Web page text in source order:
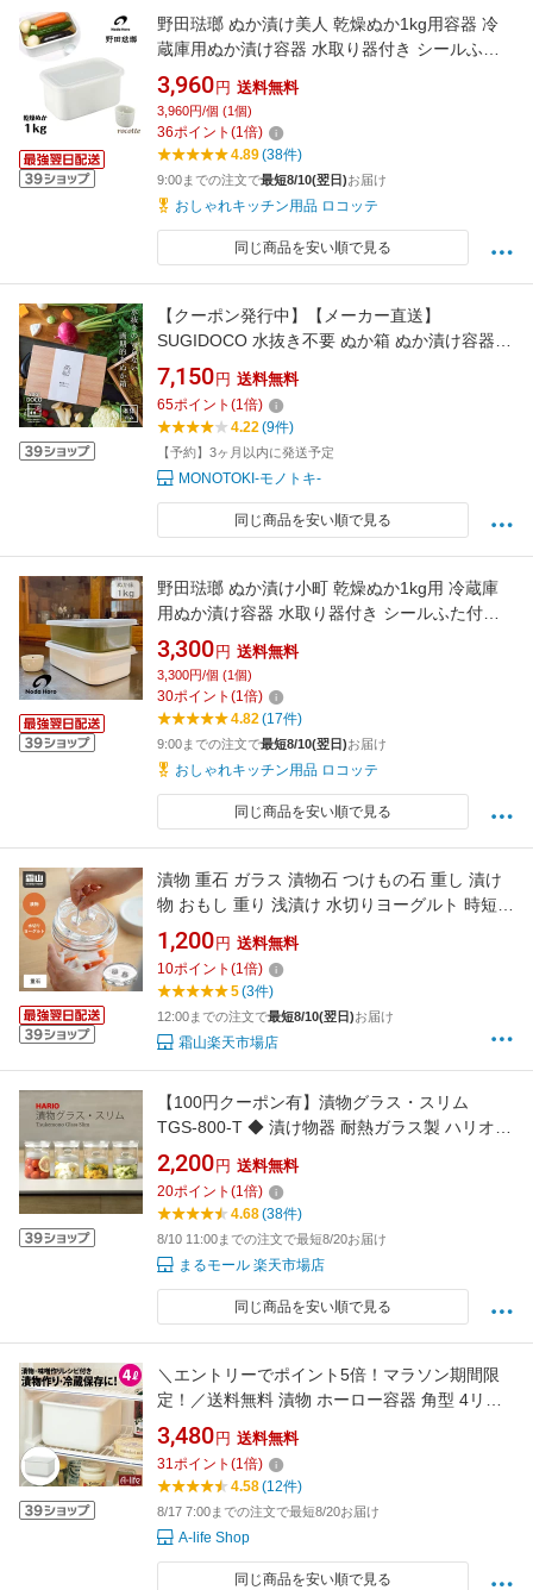
野田琺瑯 ぬか漬け美人 乾燥ぬか1kg用容器 冷
蔵庫用ぬか漬け容器 水取り器付き シールふた
付き ホーロー 保存容器 日本製 おしゃれ 白 ホ
ワイトTK-32
3,960 円 送料無料
3,960円/個 (1個)
36ポイント (1倍)
4.89(38件)
9:00までの注文で最短8/10(翌日)お届け
おしゃれキッチン用品 ロコッテ
同じ商品を安い順で見る
【クーポン発行中】【メーカー直送】
SUGIDOCO 水抜き不要 ぬか箱 ぬか漬け容器
漬物容器 スギドコ すぎどこ 杉 木製 いなかず商
店 日本製
7,150 円 送料無料
65ポイント (1倍)
4.22(9件)
【予約】3ヶ月以内に発送予定
MONOTOKI-モノトキ-
同じ商品を安い順で見る
野田琺瑯 ぬか漬け小町 乾燥ぬか1kg用 冷蔵庫
用ぬか漬け容器 水取り器付き シールふた付き
ホーロー 保存容器 日本製 おしゃれ 白 ホワイト
緑 オリーブ TK-19W TK-19OL
3,300 円 送料無料
3,300円/個 (1個)
30ポイント (1倍)
4.82(17件)
9:00までの注文で最短8/10(翌日)お届け
おしゃれキッチン用品 ロコッテ
同じ商品を安い順で見る
漬物 重石 ガラス 漬物石 つけもの石 重し 漬け
物 おもし 重り 浅漬け 水切りヨーグルト 時短
穴あき 漬物用品 漬物重石 醗酵 キッチン 持ちや
すい 小さい ミニ 梅干し 大根 白菜 きゅうり キ
ッチン用品 台所 台所用品 料理 調理 調理器具
霜山 レビュー特典付き
1,200 円 送料無料
10ポイント (1倍)
5(3件)
12:00までの注文で最短8/10(翌日)お届け
霜山楽天市場店
【100円クーポン有】漬物グラス・スリム
TGS-800-T ◆ 漬け物器 耐熱ガラス製 ハリオ
HARIO 浅漬け キムチ カクテギ カクテキ マリ
ネ ピクルス オイル漬け 塩漬け はちみつ漬け つ
けもの
2,200 円 送料無料
20ポイント (1倍)
4.68(38件)
8/10 11:00までの注文で最短8/20お届け
まるモール 楽天市場店
同じ商品を安い順で見る
＼エントリーでポイント5倍！マラソン期間限
定！／送料無料 漬物 ホーロー容器 角型 4リッ
トル 白 シール蓋付き 漬物 容器 梅干し 米 味噌
保存容器 つけもの容器 冷蔵庫 保存 ほうろう 琺
瑯 米びつ キッチン ホワイト 北欧 台所 収納 流
3,480 円 送料無料
31ポイント (1倍)
4.58(12件)
8/17 7:00までの注文で最短8/20お届け
A-life Shop
同じ商品を安い順で見る